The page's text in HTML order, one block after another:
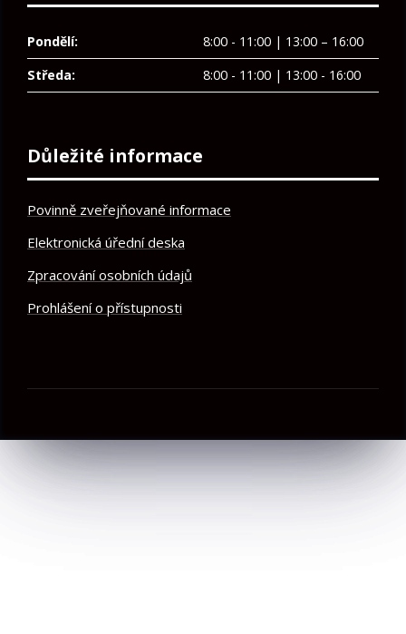
Pondělí:
8:00 - 11:00 | 13:00 – 16:00
Středa:
8:00 - 11:00 | 13:00 - 16:00
Důležité informace
Povinně zveřejňované informace
Elektronická úřední deska
Zpracování osobních údajů
Prohlášení o přístupnosti